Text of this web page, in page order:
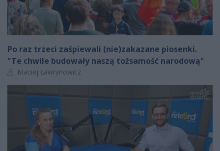
Po raz trzeci zaśpiewali (nie)zakazane piosenki.
"Te chwile budowały naszą tożsamość narodową"
Autor artykułu:
Maciej Ławrynowicz